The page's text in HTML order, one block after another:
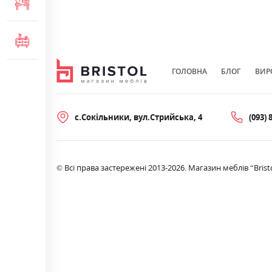
ГОЛОВНА БЛОГ
с.Сокільники, вул.Стрийська, 4 (093)
© Всі права застережені 2013-2026. Магазин меблів